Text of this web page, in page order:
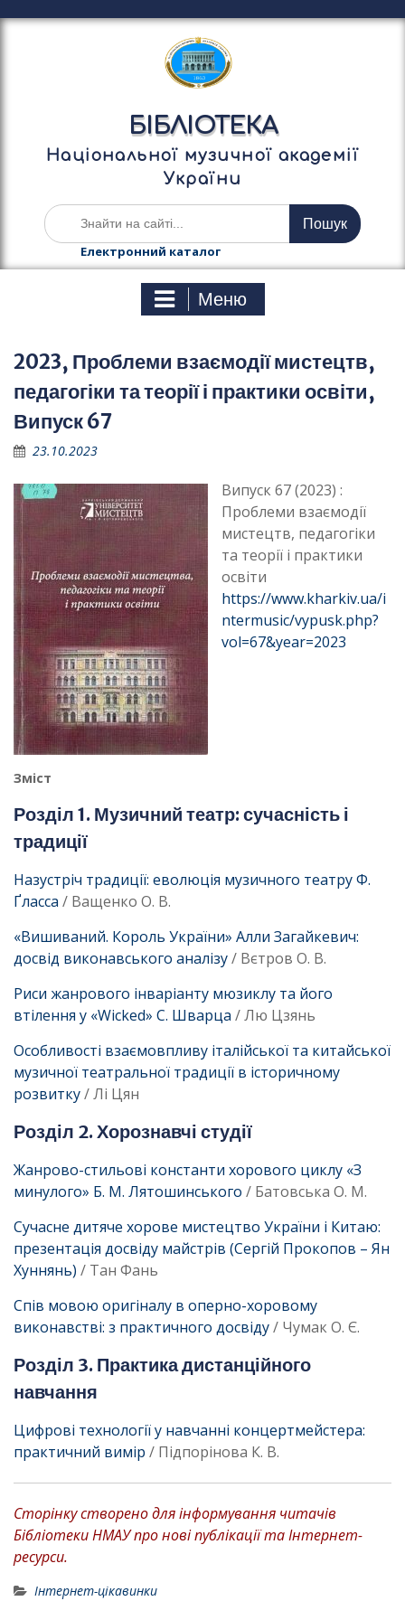
е
у
БІБЛІОТЕКА
Національної музичної академії
України
Ш
у
а
Електронний каталог
Меню
2023, Проблеми взаємодії мистецтв,
педагогіки та теорії і практики освіти,
Випуск 67
23.10.2023
Випуск 67 (2023) :
Проблеми взаємодії
мистецтв, педагогіки
та теорії і практики
освіти
https://www.kharkiv.ua/i
ntermusic/vypusk.php?
vol=67&year=2023
Зміст
Розділ 1. Музичний театр: сучасність і
традиції
Назустріч традиції: еволюція музичного театру Ф.
Ґласса / Ващенко О. В.
«Вишиваний. Король України» Алли Загайкевич:
досвід виконавського аналізу/ Вєтров О. В.
Риси жанрового інваріанту мюзиклу та його
втілення у «Wicked» С. Шварца / Лю Цзянь
Особливості взаємовпливу італійської та китайської
музичної театральної традиції в історичному
розвитку/ Лі Цян
Розділ 2. Хорознавчі студії
Жанрово-стильові константи хорового циклу «З
минулого» Б. М. Лятошинського / Батовська О. М.
Сучасне дитяче хорове мистецтво України і Китаю:
презентація досвіду майстрів (Сергій Прокопов – Ян
Хуннянь) / Тан Фань
Спів мовою оригіналу в оперно-хоровому
виконавстві: з практичного досвіду/ Чумак О. Є.
Розділ 3. Практика дистанційного
навчання
Цифрові технології у навчанні концертмейстера:
практичний вимір / Підпорінова К. В.
Сторінку створено для інформування читачів
Бібліотеки НМАУ про нові публікації та Інтернет-
ресурси.
Інтернет-цікавинки